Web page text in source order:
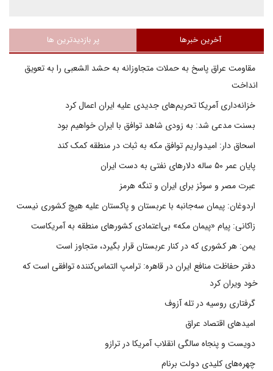
آخرین خبرها پر بازدیدترین ها
مقاومت عراق پاسخ به حملات متجاوزانه به حشد الشعبی را به تعویق
انداخت
خزانه‌داری آمریکا تحریم‌های جدیدی علیه ایران اعمال کرد
بسنت مدعی شد: به زودی شاهد توافق با ایران خواهیم بود
اسحاق دار: امیدواریم توافق مکه به ثبات در منطقه کمک کند
پایان عمر ۵۰ ساله دلارهای نفتی به دست ایران
عبرت مصر و سوئز برای ایران و تنگه هرمز
اردوغان: پیمان سه‌جانبه با عربستان و پاکستان علیه هیچ کشوری نیست
زاکانی: پیام «پیمان مکه» بی‌اعتمادی کشورهای منطقه به آمریکاست
یمن: هر کشوری که در کنار عربستان قرار بگیرد، متجاوز است
دفتر حفاظت منافع ایران در قاهره: ترامپ التماس‌کننده توافقی است که
خود ویران کرد
گرفتاری روسیه در تله آزوف
امیدهای اقتصاد عراق
دویست و پنجاه سالگی انقلاب آمریکا در ترازو
چهره‌های کلیدی دولت برنام